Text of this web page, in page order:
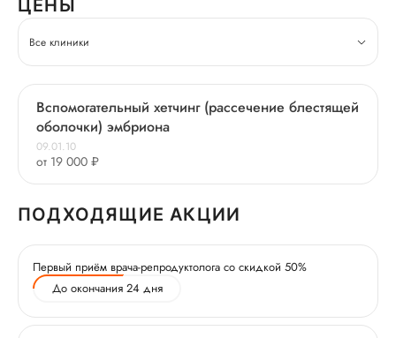
ЦЕНЫ
Все клиники
Вспомогательный хетчинг (рассечение блестящей
оболочки) эмбриона
09.01.10
от 19 000 ₽
ПОДХОДЯЩИЕ АКЦИИ
Первый приём врача-репродуктолога со скидкой 50%
До окончания 24 дня